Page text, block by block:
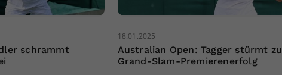
schrammt
18.01.2025
Australian Open: Tagger stürmt zu
Grand-Slam-Premierenerfolg